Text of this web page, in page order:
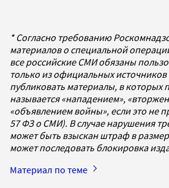
* Согласно требованию
материалов о специальной
все российские СМИ обязаны
только из официальных
публиковать материалы, в которых
называется «нападением»,
«объявлением войны», если это не
57 ФЗ о СМИ). В случае нарушения
может быть взыскан штраф в
может последовать блокировка
Материал по теме